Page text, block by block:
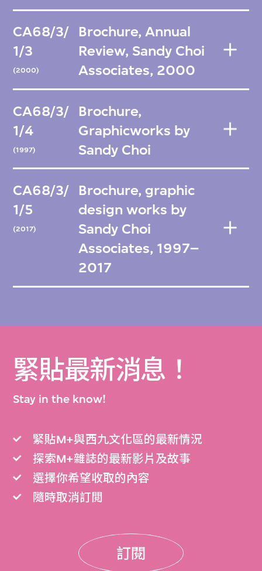
CA68/3/
1/3
(2000)
Brochure, Annual
Review, Sandy Choi
Associates, 2000
CA68/3/
1/4
(1997)
Brochure,
Graphicworks by
Sandy Choi
CA68/3/
1/5
(2017)
Brochure, graphic
design works by
Sandy Choi
Associates, 1997–
2017
緊貼最新消息！
Stay in the know!
緊貼M+與西九文化區的最新情況
探索M+雜誌的最新影片及故事
選擇你希望收取的內容
隨時取消訂閲
訂閱